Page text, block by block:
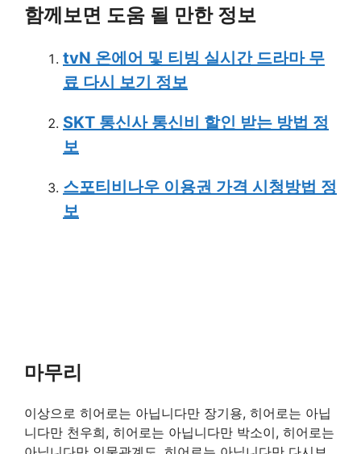
함께보면 도움 될 만한 정보
tvN 온에어 및 티빙 실시간 드라마 무
료 다시 보기 정보
SKT 통신사 통신비 할인 받는 방법 정
보
스포티비나우 이용권 가격 시청방법 정
보
마무리
이상으로 히어로는 아닙니다만 장기용, 히어로는 아닙
니다만 천우희, 히어로는 아닙니다만 박소이, 히어로는